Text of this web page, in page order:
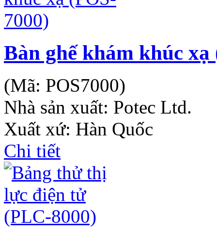
Bàn ghế khám khúc xạ
(Mã: POS7000)
Nhà sản xuất: Potec Ltd.
Xuất xứ: Hàn Quốc
Chi tiết